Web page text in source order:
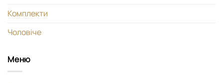
Комплекти
Чоловіче
Меню